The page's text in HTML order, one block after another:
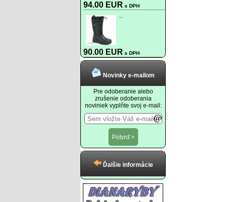
94.00 EUR s DPH
90.00 EUR s DPH
Novinky e-mailom
Pre odoberanie alebo
zrušenie odoberania
noviniek vyplňte svoj e-mail:
Ďalšie informácie